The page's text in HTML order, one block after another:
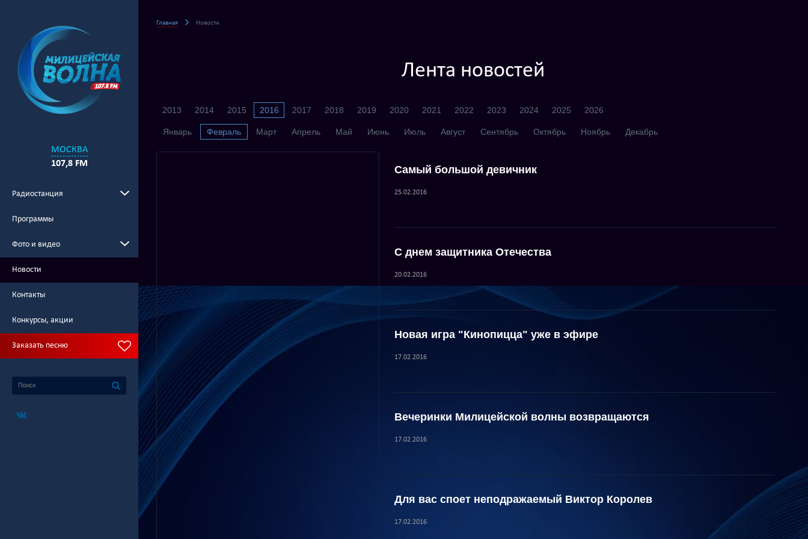
МОСКВА
107,8 FM
Радиостанция
Программы
Фото и видео
Новости
Контакты
Конкурсы, акции
Заказать песню
Главная Новости
Лента новостей
2013 2014 2015 2016 2017 2018 2019 2020 2021 2022 2023 2024 2025 2026
Январь Февраль Март Апрель Май Июнь Июль Август Сентябрь Октябрь Ноябрь Декабрь
Самый большой девичник
25.02.2016
С днем защитника Отечества
20.02.2016
Новая игра "Кинопицца" уже в эфире
17.02.2016
Вечеринки Милицейской волны возвращаются
17.02.2016
Для вас споет неподражаемый Виктор Королев
17.02.2016